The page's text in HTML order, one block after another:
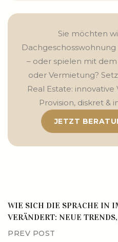
Sie möchten
– oder spielen mit
oder Vermietung?
Real Estate:
Provision, diskret &
JETZT
WIE SICH DIE SPRACHE IN
VERÄNDERT: NEUE
PREV POST